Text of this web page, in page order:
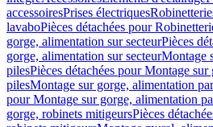
accessoiresPrises électriques
lavaboPièces détachées pour
gorge, alimentation sur secteurPièces
gorge, alimentation sur secteurMontage
pilesPièces détachées pour Montage
pilesMontage sur gorge, alimentation
pour Montage sur gorge, alimentation
gorge, robinets mitigeursPièces